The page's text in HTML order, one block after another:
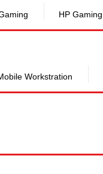
HP Gaming
Workstration